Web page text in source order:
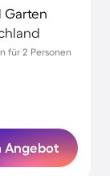
Garten
für 2 Personen
Angebot